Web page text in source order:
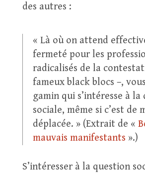
des autres :
« Là où on attend
fermeté pour les
radicalisés de la
fameux black blocs –,
gamin qui s’intéresse à la
sociale, même si c’est de
déplacée. » (Extrait de «
mauvais manifestants ».)
S’intéresser à la question